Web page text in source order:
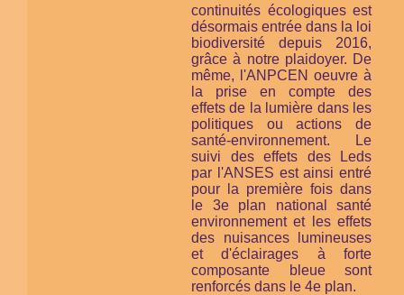
continuités écologiques est
désormais entrée dans la loi
biodiversité depuis 2016,
grâce à notre plaidoyer. De
même, l'ANPCEN oeuvre à
la prise en compte des
effets de la lumière dans les
politiques ou actions de
santé-environnement. Le
suivi des effets des Leds
par l'ANSES est ainsi entré
pour la première fois dans
le 3e plan national santé
environnement et les effets
des nuisances lumineuses
et d'éclairages à forte
composante bleue sont
renforcés dans le 4e plan.